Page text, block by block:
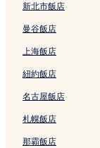
新北市飯店
曼谷飯店
上海飯店
紐約飯店
名古屋飯店
札幌飯店
那霸飯店